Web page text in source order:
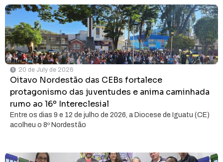
20 de July de 2026
Oitavo Nordestão das CEBs fortalece
protagonismo das juventudes e anima caminhada
rumo ao 16º Intereclesial
Entre os dias 9 e 12 de julho de 2026, a Diocese de Iguatu (CE)
acolheu o 8º Nordestão